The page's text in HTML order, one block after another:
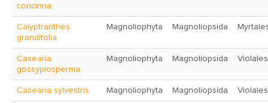
concinna
Calyptranthes
grandifolia
Magnoliophyta Magnoliopsida
Casearia
gossypiosperma
Magnoliophyta Magnoliopsida Violales
Casearia sylvestris Magnoliophyta Magnoliopsida Violales